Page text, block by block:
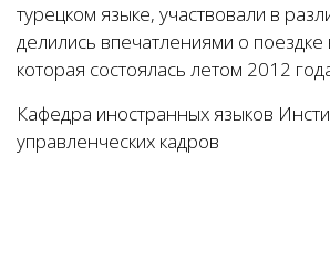
турецком языке, участвовали в
делились впечатлениями о
которая состоялась летом 2012
Кафедра иностранных языков
управленческих кадров